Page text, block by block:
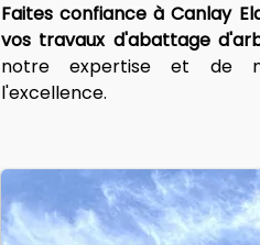
Faites confiance à Canlay
vos travaux d'abattage
notre expertise et de
l'excellence.